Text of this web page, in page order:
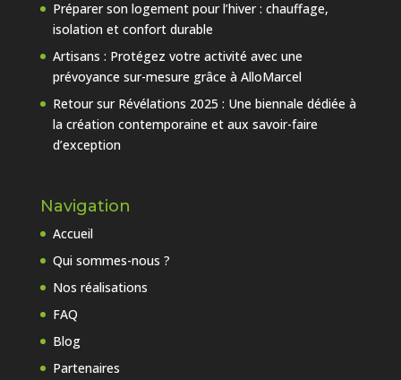
Préparer son logement pour l’hiver : chauffage,
isolation et confort durable
Artisans : Protégez votre activité avec une
prévoyance sur-mesure grâce à AlloMarcel
Retour sur Révélations 2025 : Une biennale dédiée à
la création contemporaine et aux savoir-faire
d’exception
Navigation
Accueil
Qui sommes-nous ?
Nos réalisations
FAQ
Blog
Partenaires